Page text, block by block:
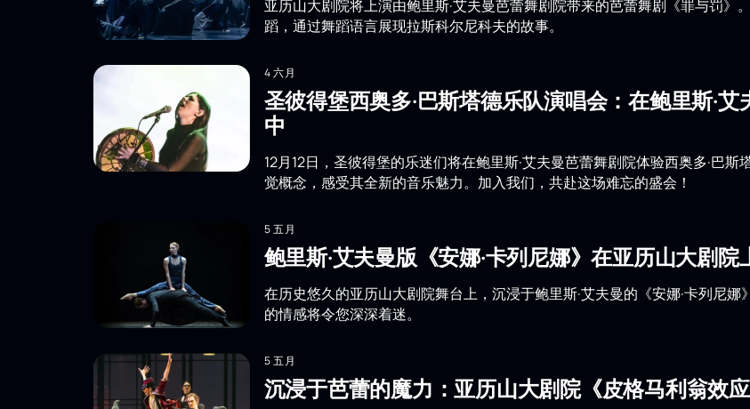
亚历山大剧院将上演由鲍里斯·艾夫曼芭蕾舞剧院带来的芭蕾舞剧《罪与罚
蹈，通过舞蹈语言展现拉斯科尔尼科夫的故事。
4 六月
圣彼得堡西奥多·巴斯塔德乐队演唱会：在鲍里斯·
中
12月12日，圣彼得堡的乐迷们将在鲍里斯·艾夫曼芭蕾舞剧院体验西奥多·巴
觉概念，感受其全新的音乐魅力。加入我们，共赴这场难忘的盛会！
5 五月
鲍里斯·艾夫曼版《安娜·卡列尼娜》在亚历山大剧
在历史悠久的亚历山大剧院舞台上，沉浸于鲍里斯·艾夫曼的《安娜·卡列尼
的情感将令您深深着迷。
5 五月
沉浸于芭蕾的魔力：亚历山大剧院《皮格马利翁效应